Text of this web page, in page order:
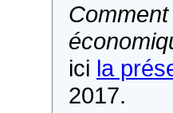
ici la
2017.